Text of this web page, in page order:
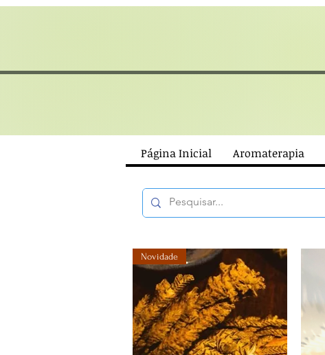
Página Inicial Aromaterapia
Novidade